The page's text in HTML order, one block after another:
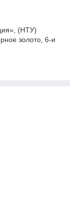
(НТУ)
золото, 6-и